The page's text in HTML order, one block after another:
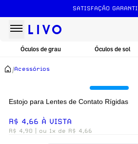
SATISFAÇÃO
Óculos de grau Óculos de sol
/Acessórios
Estojo para Lentes de Contato Rígidas
R$ 4,66 À VISTA
R$ 4,90 | ou 1x de R$ 4,66